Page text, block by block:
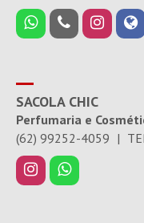
SACOLA CHIC
Perfumaria e
(62) 99252-4059 |